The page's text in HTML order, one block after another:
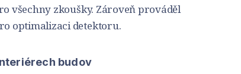
všechny zkoušky. Zároveň prováděl
optimalizaci detektoru.
budov